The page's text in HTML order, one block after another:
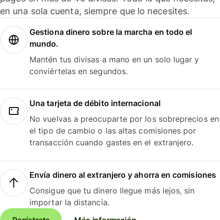
en una sola cuenta, siempre que lo necesites.
Gestiona dinero sobre la marcha en todo el
mundo.
Mantén tus divisas a mano en un solo lugar y
conviértelas en segundos.
Una tarjeta de débito internacional
No vuelvas a preocuparte por los sobreprecios en
el tipo de cambio o las altas comisiones por
transacción cuando gastes en el extranjero.
Envía dinero al extranjero y ahorra en comisiones
Consigue que tu dinero llegue más lejos, sin
importar la distancia.